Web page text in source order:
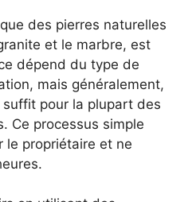
des pierres naturelles
et le marbre, est
dépend du type de
mais généralement,
pour la plupart des
Ce processus simple
le propriétaire et ne